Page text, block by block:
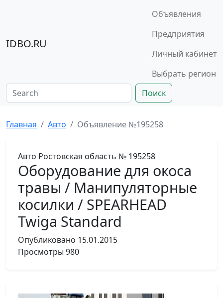
IDBO.RU
Объявления
Предприятия
Личный кабинет
Выбрать регион
Поиск
Главная Авто Объявление №195258
Авто Ростовская область № 195258
Оборудование для окоса
травы / Манипуляторные
косилки / SPEARHEAD
Twiga Standard
Опубликовано 15.01.2015
Просмотры 980